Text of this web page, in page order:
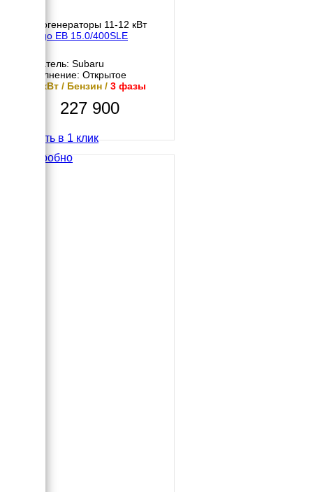
Бензогенераторы 11-12 кВт
Energo EB 15.0/400SLE
Двигатель: Subaru
Исполнение: Открытое
11.2 кВт / Бензин / 3 фазы
227 900
Купить в 1 клик
Подробно